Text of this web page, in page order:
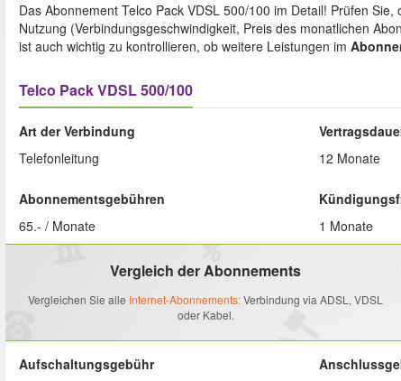
Das Abonnement Telco Pack VDSL 500/100 im Detail! Prüfen
Nutzung (Verbindungsgeschwindigkeit, Preis des monatlichen
ist auch wichtig zu kontrollieren, ob weitere Leistungen im
Telco Pack VDSL 500/100
Art der Verbindung
Telefonleitung
12 Monate
Abonnementsgebühren
65.- / Monate
1 Monate
Vergleich der Abonnements
Vergleichen Sie alle Internet-Abonnements:Verbindung via ADSL, VDSL
oder Kabel.
Aufschaltungsgebühr